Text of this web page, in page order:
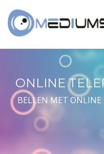
ONLINE
BELLEN MET ONLINE